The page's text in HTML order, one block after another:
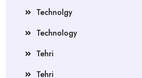
Technolgy
Technology
Tehri
Tehri